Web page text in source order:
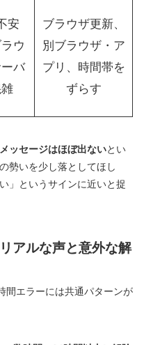
安
ウ
バ
ブラウザ更新、
別ブラウザ・ア
プリ、時間帯を
ずらす
ッセージはほぼ出ないとい
勢いを少し落としてほし
」というサインに近いと捉
アルな声と意外な解
間エラーには共通パターンが